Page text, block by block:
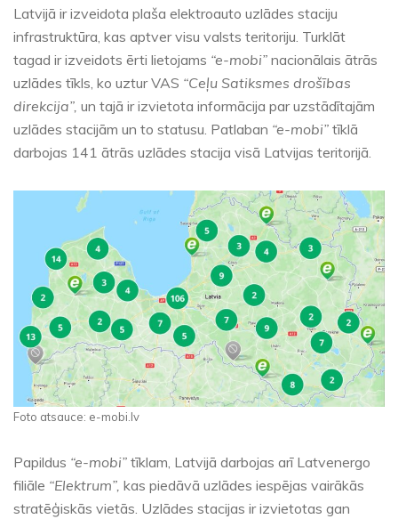
Latvijā ir izveidota plaša elektroauto uzlādes staciju
infrastruktūra, kas aptver visu valsts teritoriju. Turklāt
tagad ir izveidots ērti lietojams “e-mobi” nacionālais ātrās
uzlādes tīkls, ko uztur VAS “Ceļu Satiksmes drošības
direkcija”, un tajā ir izvietota informācija par uzstādītajām
uzlādes stacijām un to statusu. Patlaban “e-mobi” tīklā
darbojas 141 ātrās uzlādes stacija visā Latvijas teritorijā.
Foto atsauce: e-mobi.lv
Papildus “e-mobi” tīklam, Latvijā darbojas arī Latvenergo
filiāle “Elektrum”, kas piedāvā uzlādes iespējas vairākās
stratēģiskās vietās. Uzlādes stacijas ir izvietotas gan